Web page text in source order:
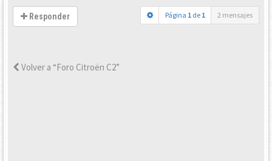
Responder Página 1 de 1 2 mensajes
Volver a “Foro Citroën C2”